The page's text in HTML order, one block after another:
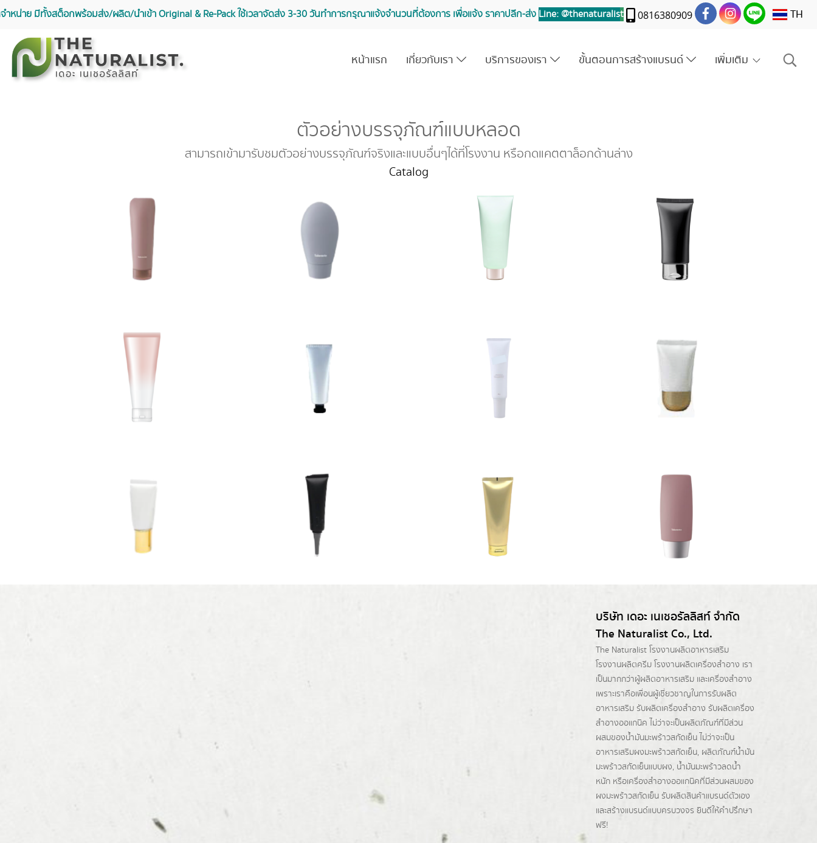
น่าย มีทั้งสต็อกพร้อมส่ง/ผลิต/นำเข้า Original & Re-Pack ใช้เวลาจัดส่ง 3-30 วันทำการ กรุณาแจ้งจำนวนที่ต้องการ เพื่อแจ้ง ราคาปลีก-ส่ง Line: @thenaturalist 0816380909 TH
หน้าแรก เกี่ยวกับเรา บริการของเรา ขั้นตอนการสร้างแบรนด์ เพิ่มเติม
ตัวอย่างบรรจุภัณฑ์แบบหลอด
สามารถเข้ามารับชมตัวอย่างบรรจุภัณฑ์จริงและแบบอื่นๆได้ที่โรงงาน หรือกดแคตตาล็อกด้านล่าง
Catalog
บริษัท เดอะ เนเชอรัลลิสท์ จำกัด
The Naturalist Co., Ltd.
The Naturalist โรงงานผลิตอาหารเสริม
โรงงานผลิตครีมโรงงานผลิตเครื่องสำอาง เรา
เป็นมากกว่าผู้ผลิตอาหารเสริมและเครื่องสำอาง
เพราะเราคือเพื่อนผู้เชี่ยวชาญในการรับผลิต
อาหารเสริม รับผลิตเครื่องสำอาง รับผลิตเครื่อง
สำอางออแกนิค ไม่ว่าจะเป็นผลิตภัณฑ์ที่มีส่วน
ผสมของน้ำมันมะพร้าวสกัดเย็น ไม่ว่าจะเป็น
อาหารเสริมผงมะพร้าวสกัดเย็น, ผลิตภัณฑ์น้ำมัน
มะพร้าวสกัดเย็นแบบผง, น้ำมันมะพร้าวลดน้ำ
หนักหรือเครื่องสำอางออแกนิคที่มีส่วนผสมของ
ผงมะพร้าวสกัดเย็น รับผลิตสินค้าแบรนด์ตัวเอง
และสร้างแบรนด์แบบครบวงจร ยินดีให้คำปรึกษา
ฟรี!